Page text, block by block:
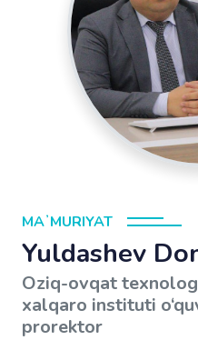
MAʼMURIYAT
Yuldashev
Oziq-ovqat
xalqaro instituti
prorektor